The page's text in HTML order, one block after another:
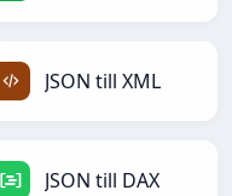
JSON till XML
JSON till DAX